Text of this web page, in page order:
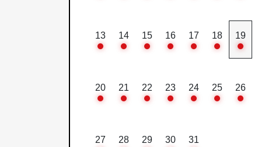
13 14 15 16 17 18 19
20 21 22 23 24 25 26
27 28 29 30 31